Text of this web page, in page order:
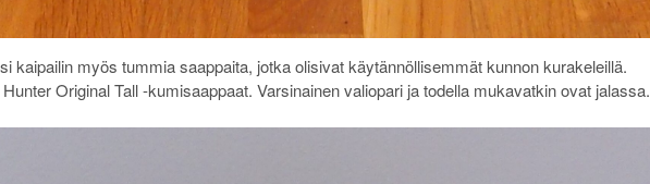
kaipailin myös tummia saappaita, jotka olisivat käytännöllisemmät kunnon kurakeleillä.
Original Tall -kumisaappaat. Varsinainen valiopari ja todella mukavatkin ovat jalassa.